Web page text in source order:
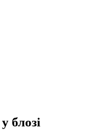
блозі